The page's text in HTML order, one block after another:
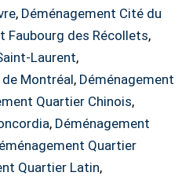
, Déménagement Cité du
Faubourg des Récollets,
Laurent,
Montréal, Déménagement
Quartier Chinois,
, Déménagement
Quartier
Quartier Latin,